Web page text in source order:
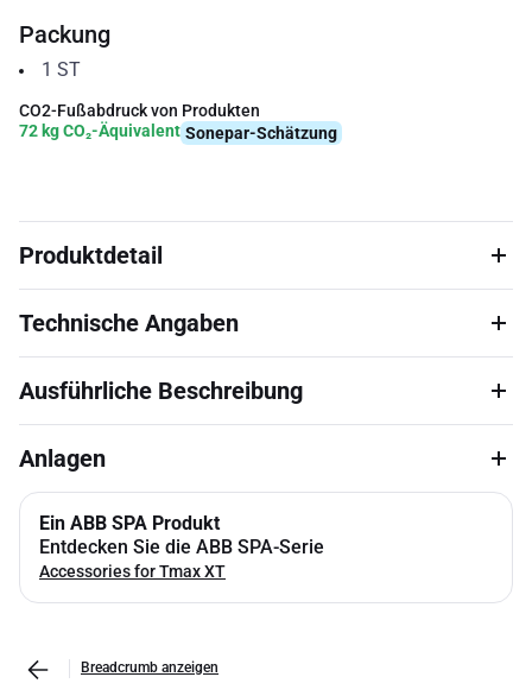
Packung
1 ST
CO2-Fußabdruck von Produkten
72 kg CO₂-Äquivalent Sonepar-Schätzung
Produktdetail
Technische Angaben
Ausführliche Beschreibung
Anlagen
Ein ABB SPA Produkt
Entdecken Sie die ABB SPA-Serie
Accessories for Tmax XT
Breadcrumb anzeigen